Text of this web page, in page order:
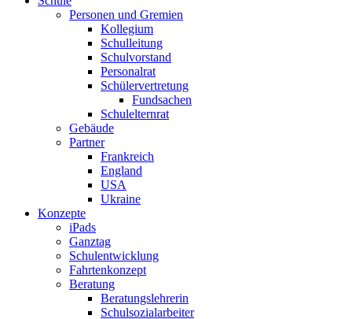
Personen und Gremien
Kollegium
Schulleitung
Schulvorstand
Personalrat
Schülervertretung
Fundsachen
Schulelternrat
Gebäude
Partner
Frankreich
England
USA
Ukraine
Konzepte
iPads
Ganztag
Schulentwicklung
Fahrtenkonzept
Beratung
Beratungslehrerin
Schulsozialarbeiter